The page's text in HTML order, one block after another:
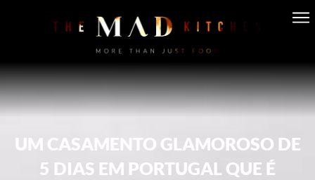
UM CASAMENTO GLAMOROSO DE
5 DIAS EM PORTUGAL QUE É